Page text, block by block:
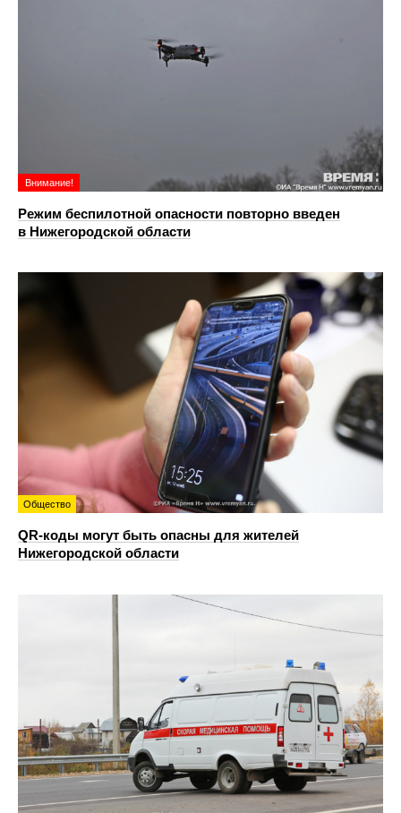
Внимание!
Режим беспилотной опасности повторно введен
в Нижегородской области
Общество
QR-коды могут быть опасны для жителей
Нижегородской области